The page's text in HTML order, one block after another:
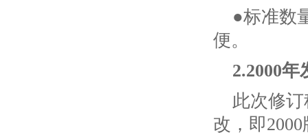
●标准数
便。
2.2000
此次修
改，即